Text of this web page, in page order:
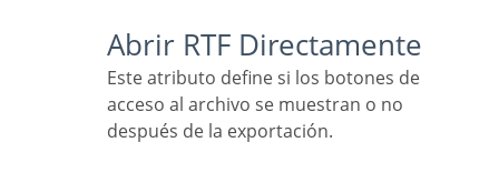
Abrir RTF Directamente
Este atributo define si los botones de
acceso al archivo se muestran o no
después de la exportación.